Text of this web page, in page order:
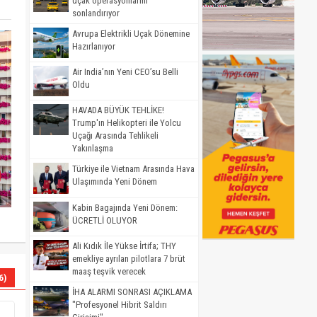
sonlandırıyor
Avrupa Elektrikli Uçak Dönemine
Hazırlanıyor
Air India’nın Yeni CEO’su Belli
Oldu
HAVADA BÜYÜK TEHLİKE!
Trump'ın Helikopteri ile Yolcu
Uçağı Arasında Tehlikeli
Yakınlaşma
Türkiye ile Vietnam Arasında Hava
Ulaşımında Yeni Dönem
Kabin Bagajında Yeni Dönem:
ÜCRETLİ OLUYOR
Ali Kıdık İle Yükse İrtifa; THY
emekliye ayrılan pilotlara 7 brüt
maaş teşvik verecek
İHA ALARMI SONRASI AÇIKLAMA
"Profesyonel Hibrit Saldırı